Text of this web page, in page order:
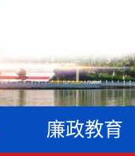
廉政教育